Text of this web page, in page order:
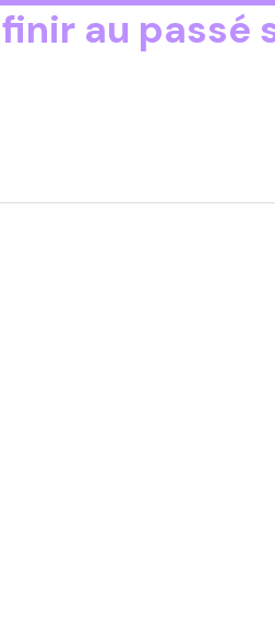
finir au passé